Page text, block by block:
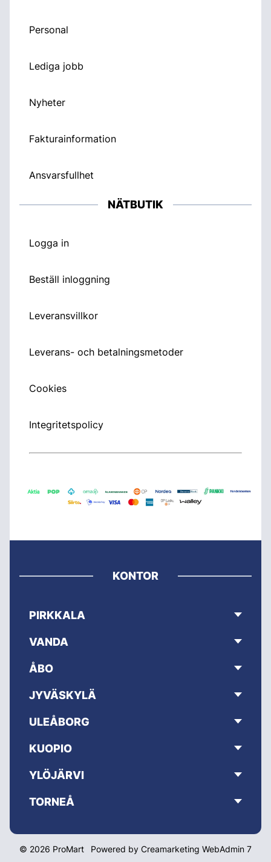
Personal
Lediga jobb
Nyheter
Fakturainformation
Ansvarsfullhet
NÄTBUTIK
Logga in
Beställ inloggning
Leveransvillkor
Leverans- och betalningsmetoder
Cookies
Integritetspolicy
KONTOR
PIRKKALA
VANDA
ÅBO
JYVÄSKYLÄ
ULEÅBORG
KUOPIO
YLÖJÄRVI
TORNEÅ
© 2026 ProMart Powered by Creamarketing WebAdmin 7